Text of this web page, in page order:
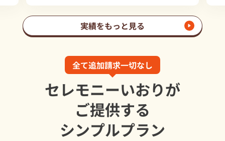
実績をもっと見る
全て追加請求一切なし
セレモニーいおりが
ご提供する
シンプルプラン